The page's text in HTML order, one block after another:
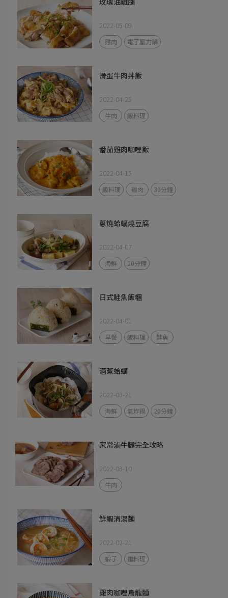
2022-05-09
雞肉 電子壓力鍋
滑蛋牛肉丼飯
2022-04-25
牛肉 飯料理
番茄雞肉咖哩飯
2022-04-15
飯料理 雞肉 30分鐘
蔥燒蛤蠣燒豆腐
2022-04-07
海鮮 20分鐘
日式鮭魚飯糰
2022-04-01
早餐 飯料理 鮭魚
酒蒸蛤蠣
2022-03-21
海鮮 氣炸鍋 20分鐘
家常滷牛腱完全攻略
2022-03-10
牛肉
鮮蝦清湯麵
2022-02-21
蝦子 麵料理
雞肉咖哩烏龍麵